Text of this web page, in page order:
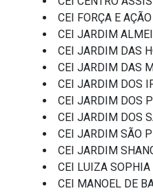
CEI FORÇA E
CEI JARDIM
CEI JARDIM DAS
CEI JARDIM DAS
CEI JARDIM DOS
CEI JARDIM DOS
CEI JARDIM DOS
CEI JARDIM SÃO
CEI JARDIM
CEI LUIZA SOPHIA
CEI MANOEL DE